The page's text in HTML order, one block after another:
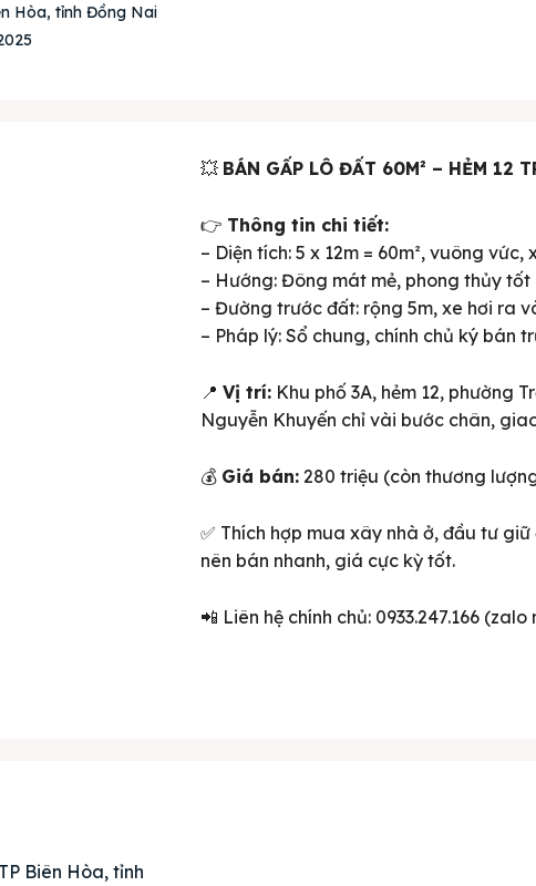
bản cập nhật V3
kiếm nhanh chóng hơn
thuê
Hòa, tỉnh Đồng Nai
💥 BÁN GẤP LÔ ĐẤT 60M² – HẺM 12
👉 Thông tin chi tiết:
– Diện tích: 5 x 12m = 60m², vuông
– Hướng: Đông mát mẻ, phong thủy tốt
– Đường trước đất: rộng 5m, xe hơi ra
– Pháp lý: Sổ chung, chính chủ ký bán
📍 Vị trí:Khu phố 3A, hẻm 12, phường
Nguyễn Khuyến chỉ vài bước chân,
💰 Giá bán:280 triệu (còn thương
✅ Thích hợp mua xây nhà ở, đầu tư
nên bán nhanh, giá cực kỳ tốt.
📲 Liên hệ chính chủ: 0933.247.166
Biên Hòa, tỉnh